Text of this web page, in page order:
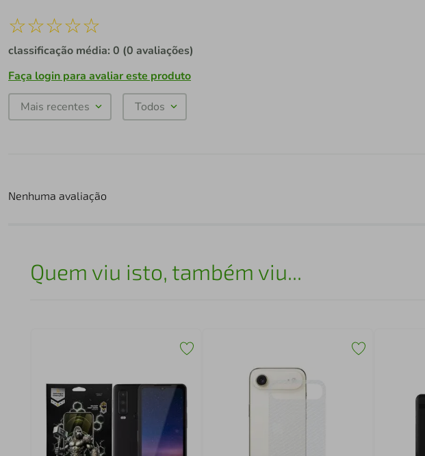
☆☆☆☆☆
classificação média: 0 (0 avaliações)
Faça login para avaliar este produto
Mais recentes Todos
Nenhuma avaliação
Quem viu isto, também viu...